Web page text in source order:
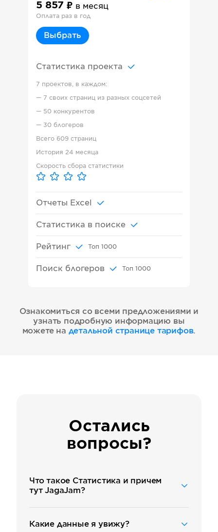
5 857 в месяц
Оплата раз в год
Выбрать
Статистика проекта
7 проектов, в каждом:
— 7 своих страниц из разных соцсетей
— 50 конкурентов
— 30 блогеров
Всего 609 страниц
История 24 месяца
Скорость сбора статистики
Отчеты Excel
Статистика в поиске
Рейтинг Топ 1000
Поиск блогеров Топ 1000
Ознакомиться со всеми предложениями и
узнать подробную информацию вы
можете на детальной странице тарифов.
Остались
вопросы?
Что такое Статистика и причем
тут JagaJam?
которая создаёт сервисы для
работы с данными из
социальных сетей. Статистика
Какие данные я увижу?